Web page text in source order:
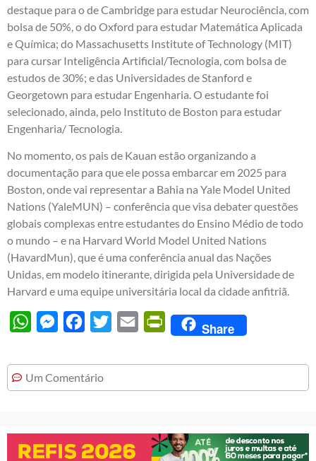
destaque para o de Cambridge para estudar Neurociência, com
bolsa de 50%, o do Oxford para estudar Matemática Aplicada
e Química; do Massachusetts Institute of Technology (MIT)
para cursar Inteligência Artificial/Tecnologia, com bolsa de
estudos de 30%; e das Universidades de Stanford e
Georgetown para estudar Engenharia. O estudante foi
selecionado, ainda, pelo Instituto de Boston para estudar
Engenharia/ Tecnologia.
No momento, os pais de Kauan estão organizando a
documentação para que ele possa embarcar em 2025 para
Boston, onde vai representar a Bahia na Yale Model United
Nations (YaleMUN) – conferência que visa debater questões
globais complexas entre estudantes do Ensino Médio de todo
o mundo – e na Harvard World Model United Nations
(HavardMun), que é uma conferência anual das Nações
Unidas, em modelo itinerante, dirigida pela Universidade de
Harvard e uma equipe universitária local da cidade anfitriã.
WhatsAppMessengerFacebook
Twitter Email PrintFriendly
Share
Um Comentário